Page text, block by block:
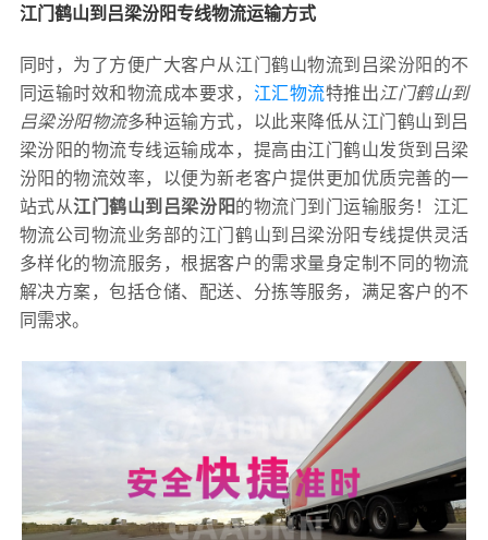
江门鹤山到吕梁汾阳专线物流运输方式
同时，为了方便广大客户从江门鹤山物流到吕梁汾阳的不
同运输时效和物流成本要求， 江汇物流特推出江门鹤山到
吕梁汾阳物流多种运输方式，以此来降低从江门鹤山到吕
梁汾阳的物流专线运输成本，提高由江门鹤山发货到吕梁
汾阳的物流效率，以便为新老客户提供更加优质完善的一
站式从江门鹤山到吕梁汾阳的物流门到门运输服务！江汇
物流公司物流业务部的江门鹤山到吕梁汾阳专线提供灵活
多样化的物流服务，根据客户的需求量身定制不同的物流
解决方案，包括仓储、配送、分拣等服务，满足客户的不
同需求。